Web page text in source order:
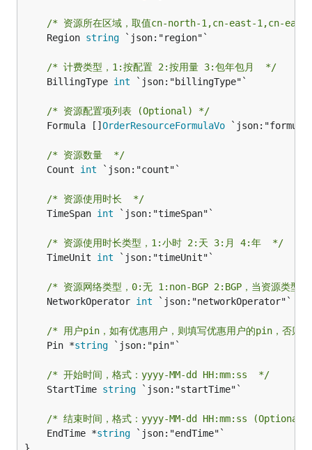
/* 资源所在区域，取值cn-north-1,cn-east-1,cn-
	Region
string `json:"region"`
/* 计费类型，1:按配置 2:按用量 3:包年包月  */
	BillingType
int `json:"billingType"`
/* 资源配置项列表 (Optional) */
	Formula []
OrderResourceFormulaVo
/* 资源数量  */
	Count
int `json:"count"`
/* 资源使用时长  */
	TimeSpan
int `json:"timeSpan"`
/* 资源使用时长类型，1:小时 2:天 3:月 4:年  */
	TimeUnit
int `json:"timeUnit"`
/* 资源网络类型，0:无 1:non-BGP 2:BGP，当资源类型
	NetworkOperator
int `json:"networkOperator"`
/* 用户pin，如有优惠用户，则填写优惠用户的pin，否
	Pin *
string `json:"pin"`
/* 开始时间，格式：yyyy-MM-dd HH:mm:ss  */
	StartTime
string `json:"startTime"`
/* 结束时间，格式：yyyy-MM-dd HH:mm:ss
	EndTime *
string `json:"endTime"`